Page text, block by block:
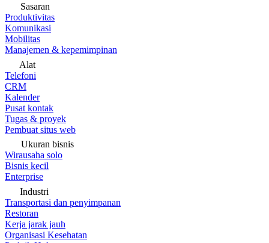
Sasaran
Produktivitas
Komunikasi
Mobilitas
Manajemen & kepemimpinan
Alat
Telefoni
CRM
Kalender
Pusat kontak
Tugas & proyek
Pembuat situs web
Ukuran bisnis
Wirausaha solo
Bisnis kecil
Enterprise
Industri
Transportasi dan penyimpanan
Restoran
Kerja jarak jauh
Organisasi Kesehatan